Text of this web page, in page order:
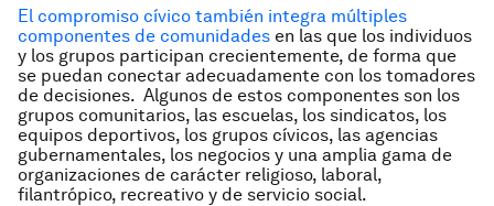
El compromiso cívico también integra múltiples
componentes de comunidades en las que los individuos
y los grupos participan crecientemente, de forma que
se puedan conectar adecuadamente con los tomadores
de decisiones. Algunos de estos componentes son los
grupos comunitarios, las escuelas, los sindicatos, los
equipos deportivos, los grupos cívicos, las agencias
gubernamentales, los negocios y una amplia gama de
organizaciones de carácter religioso, laboral,
filantrópico, recreativo y de servicio social.